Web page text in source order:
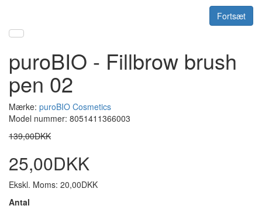
Fortsæt
puroBIO - Fillbrow brush
pen 02
Mærke: puroBIO Cosmetics
Model nummer: 8051411366003
139,00DKK
25,00DKK
Ekskl. Moms: 20,00DKK
Antal